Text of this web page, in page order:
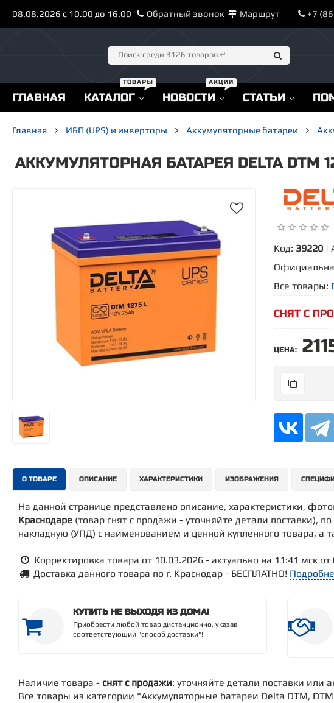
08.08.2026 с 10.00 до 16.00 Обратный звонок Маршрут +7
ГЛАВНАЯ КАТАЛОГ НОВОСТИ СТАТЬИ
Главная ИБП (UPS) и инверторы Аккумуляторные батареи
АККУМУЛЯТОРНАЯ БАТАРЕЯ DELTA DTM
Код: 39220 |
Все товары:
СНЯТ С
ЦЕНА:
О ТОВАРЕ ОПИСАНИЕ ХАРАКТЕРИСТИКИ ИЗОБРАЖЕНИЯ
На данной странице представлено описание, характеристики,
Краснодаре (товар снят с продажи - уточняйте детали поставки),
накладную (УПД) с наименованием и ценной купленного товара, а
Корректировка товара от 10.03.2026 - актуально на 11:41 мск от
Доставка данного товара по г. Краснодар - БЕСПЛАТНО!
КУПИТЬ НЕ ВЫХОДЯ ИЗ ДОМА!
Приобрести любой товар дистанционно, указав
соответствующий "способ доставки"!
Наличие товара - снят с продажи: уточняйте детали поставки или
Все товары из категории "Аккумуляторные батареи Delta DTM,